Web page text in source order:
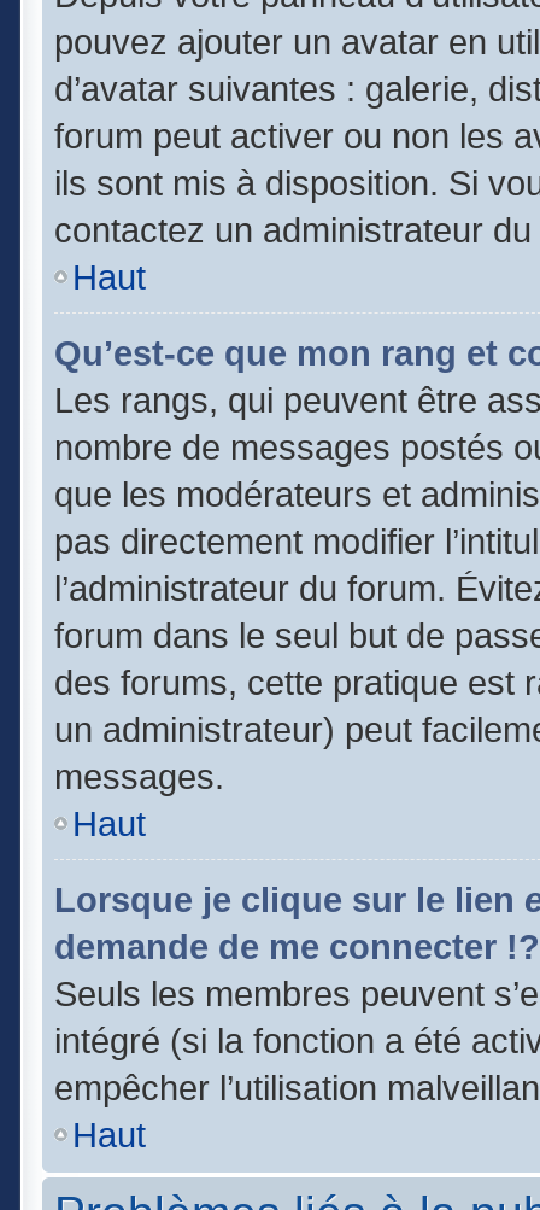
pouvez ajouter un avatar en
d’avatar suivantes : galerie,
forum peut activer ou non les
ils sont mis à disposition. Si
contactez un administrateur
Haut
Qu’est-ce que mon rang et
Les rangs, qui peuvent être
nombre de messages postés
que les modérateurs et
pas directement modifier
l’administrateur du forum.
forum dans le seul but de
des forums, cette pratique est
un administrateur) peut
messages.
Haut
Lorsque je clique sur le lien
demande de me connecter !?
Seuls les membres peuvent
intégré (si la fonction a été
empêcher l’utilisation
Haut